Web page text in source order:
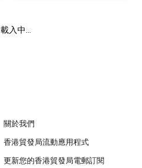
載入中...
關於我們
香港貿發局流動應用程式
更新您的香港貿發局電郵訂閱